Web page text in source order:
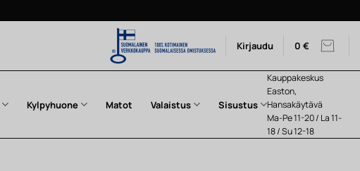
Kirjaudu 0 €
Kylpyhuone Matot Valaistus Sisustus
Kauppakeskus
Easton,
Hansakäytävä
Ma-Pe 11-20 / La 11-
18 / Su 12-18